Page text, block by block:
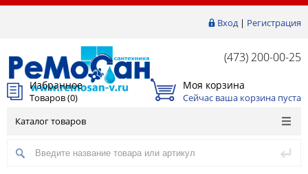
Вход| Регистрация
(473) 200-00-25
Избранное
Товаров (0)
Моя корзина
Сейчас ваша корзина пуста
Каталог товаров